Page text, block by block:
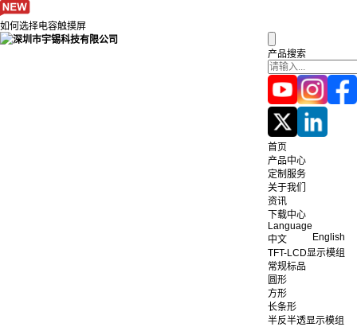
如何选择电容触摸屏
产品搜索
首页
产品中心
定制服务
关于我们
资讯
下载中心
Language
中文
English
TFT-LCD显示模组
常规标品
圆形
方形
长条形
半反半透显示模组